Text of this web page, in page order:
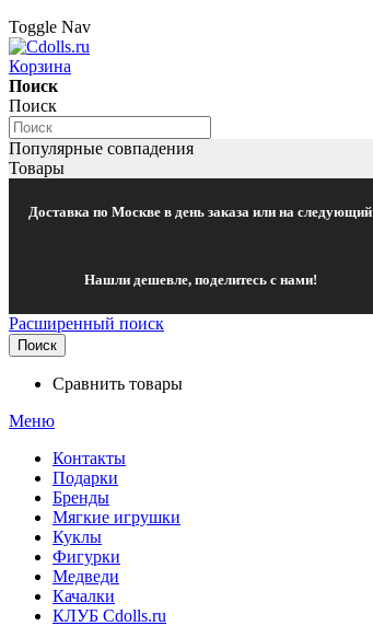
Toggle Nav
Корзина
Поиск
Поиск
Популярные совпадения
Товары
Доставка по Москве в день заказа или на следующий
Нашли дешевле, поделитесь с нами!
Расширенный поиск
Поиск
Сравнить товары
Меню
Контакты
Подарки
Бренды
Мягкие игрушки
Куклы
Фигурки
Медведи
Качалки
КЛУБ Cdolls.ru